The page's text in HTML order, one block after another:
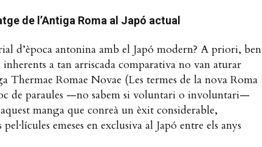
de l’Antiga Roma al Japó actual
d’època antonina amb el Japó modern? A priori, ben
a tan arriscada comparativa no van aturar
Thermae Romae Novae (Les termes de la nova Roma
de paraules —no sabem si voluntari o involuntari—
manga que conreà un èxit considerable,
emeses en exclusiva al Japó entre els anys